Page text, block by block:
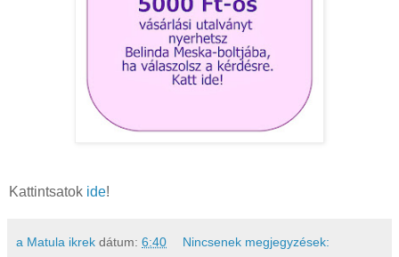
Kattintsatok ide!
a Matula ikrek dátum: 6:40 Nincsenek megjegyzések: